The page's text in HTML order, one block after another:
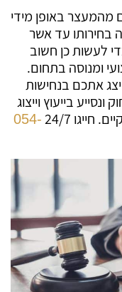
מהמעצר באופן מידי
בחירותו עד אשר
לעשות כן חשוב
ומנוסה בתחום.
אתכם בנחישות
בייעוץ וייצוג
24/7
054-